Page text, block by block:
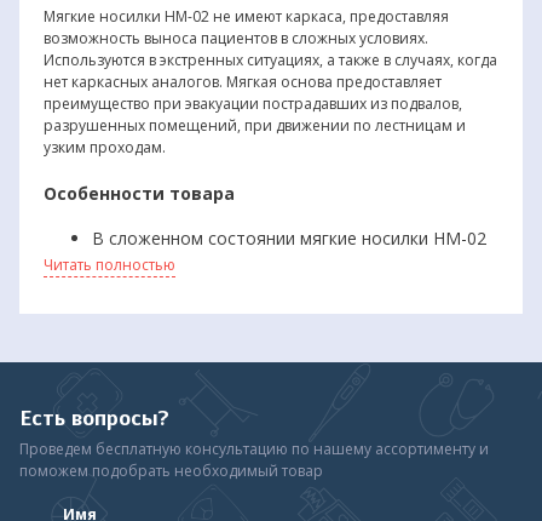
Мягкие носилки НМ-02 не имеют каркаса, предоставляя
возможность выноса пациентов в сложных условиях.
Используются в экстренных ситуациях, а также в случаях, когда
нет каркасных аналогов. Мягкая основа предоставляет
преимущество при эвакуации пострадавших из подвалов,
разрушенных помещений, при движении по лестницам и
узким проходам.
Особенности товара
В сложенном состоянии мягкие носилки НМ-02
помещаются в небольшую сумку (входит в
комплект).
силами 4 человек (имеется 8 ручек).
Предусмотрены фиксирующие ремни для
пациента.
Читать полностью
Есть вопросы?
Проведем бесплатную консультацию по нашему ассортименту и
поможем подобрать необходимый товар
Имя